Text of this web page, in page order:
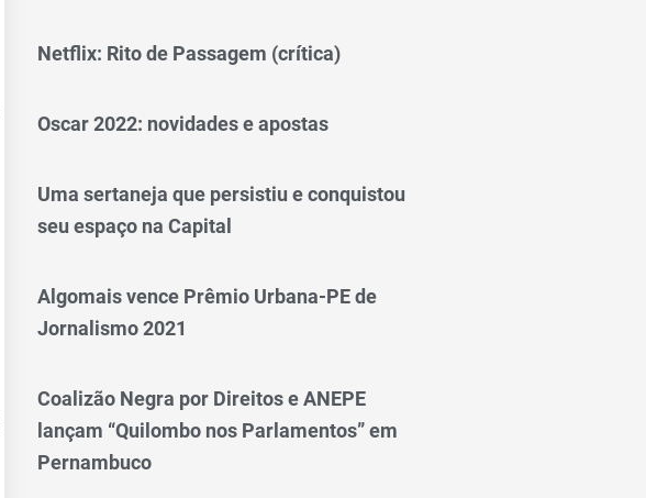
Netflix: Rito de Passagem (crítica)
Oscar 2022: novidades e apostas
Uma sertaneja que persistiu e conquistou
seu espaço na Capital
Algomais vence Prêmio Urbana-PE de
Jornalismo 2021
Coalizão Negra por Direitos e ANEPE
lançam “Quilombo nos Parlamentos” em
Pernambuco